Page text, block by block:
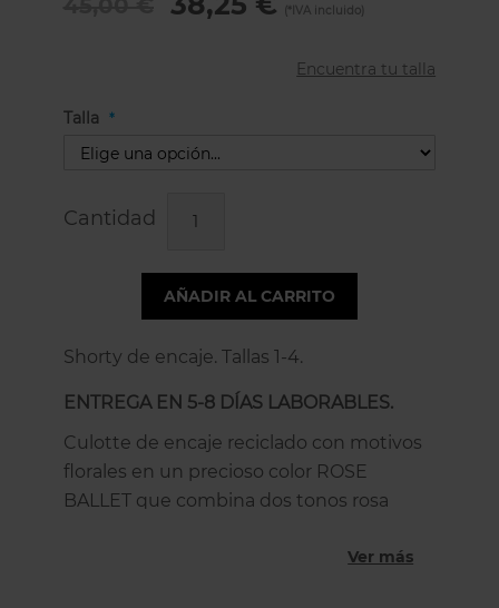
Encuentra tu talla
Talla
Cantidad
AÑADIR AL CARRITO
Shorty de encaje. Tallas 1-4.
ENTREGA EN 5-8 DÍAS LABORABLES.
Culotte de encaje reciclado con motivos
florales en un precioso color ROSE
BALLET que combina dos tonos rosa
Este shorty está íntegramente
Ver más